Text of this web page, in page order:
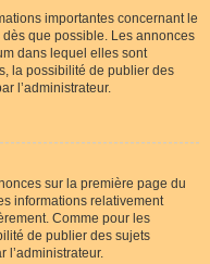
importantes concernant le
que possible. Les annonces
dans lequel elles sont
la possibilité de publier des
l’administrateur.
sur la première page du
informations relativement
Comme pour les
de publier des sujets
l’administrateur.